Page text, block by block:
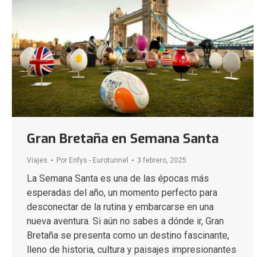
Gran Bretaña en Semana Santa
Viajes Por Enfys - Eurotunnel 3 febrero, 2025
La Semana Santa es una de las épocas más
esperadas del año, un momento perfecto para
desconectar de la rutina y embarcarse en una
nueva aventura. Si aún no sabes a dónde ir, Gran
Bretaña se presenta como un destino fascinante,
lleno de historia, cultura y paisajes impresionantes